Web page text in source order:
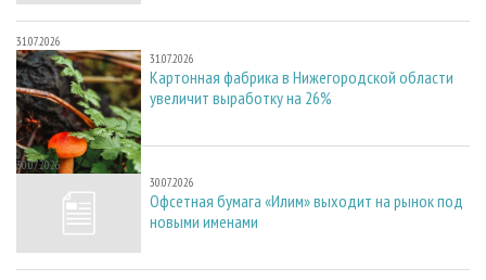
31.07.2026
31.07.2026
Картонная фабрика в Нижегородской области
увеличит выработку на 26%
30.07.2026
30.07.2026
Офсетная бумага «Илим» выходит на рынок под
новыми именами